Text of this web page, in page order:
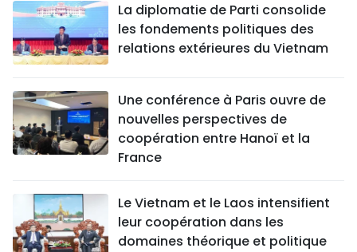
La diplomatie de Parti consolide
les fondements politiques des
relations extérieures du Vietnam
Une conférence à Paris ouvre de
nouvelles perspectives de
coopération entre Hanoï et la
France
Le Vietnam et le Laos intensifient
leur coopération dans les
domaines théorique et politique